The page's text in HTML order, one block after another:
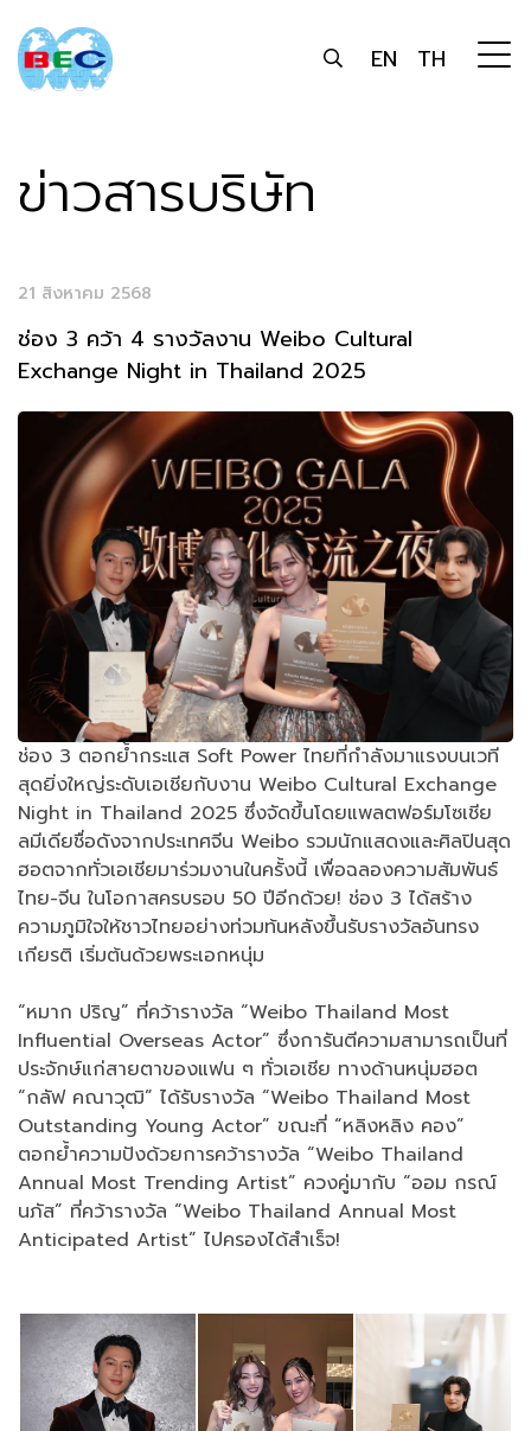
EN TH
ข่าวสารบริษัท
21 สิงหาคม 2568
ช่อง 3 คว้า 4 รางวัลงาน Weibo Cultural
Exchange Night in Thailand 2025
ช่อง 3 ตอกย้ำกระแส Soft Power ไทยที่กำลังมาแรงบนเวที
สุดยิ่งใหญ่ระดับเอเชียกับงาน Weibo Cultural Exchange
Night in Thailand 2025 ซึ่งจัดขึ้นโดยแพลตฟอร์มโซเชีย
ลมีเดียชื่อดังจากประเทศจีน Weibo รวมนักแสดงและศิลปินสุด
ฮอตจากทั่วเอเชียมาร่วมงานในครั้งนี้ เพื่อฉลองความสัมพันธ์
ไทย-จีน ในโอกาสครบรอบ 50 ปีอีกด้วย! ช่อง 3 ได้สร้าง
ความภูมิใจให้ชาวไทยอย่างท่วมท้นหลังขึ้นรับรางวัลอันทรง
เกียรติ เริ่มต้นด้วยพระเอกหนุ่ม
“หมาก ปริญ” ที่คว้ารางวัล “Weibo Thailand Most
Influential Overseas Actor” ซึ่งการันตีความสามารถเป็นที่
ประจักษ์แก่สายตาของแฟน ๆ ทั่วเอเชีย ทางด้านหนุ่มฮอต
“กลัฟ คณาวุฒิ” ได้รับรางวัล “Weibo Thailand Most
Outstanding Young Actor” ขณะที่ “หลิงหลิง คอง”
ตอกย้ำความปังด้วยการคว้ารางวัล “Weibo Thailand
Annual Most Trending Artist” ควงคู่มากับ “ออม กรณ์
นภัส” ที่คว้ารางวัล “Weibo Thailand Annual Most
Anticipated Artist” ไปครองได้สำเร็จ!